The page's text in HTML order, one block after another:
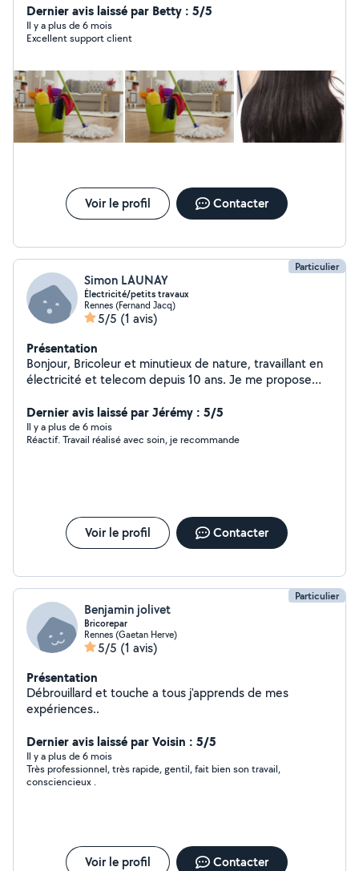
et je fais aussi du ménage.
Dernier avis laissé par Betty : 5/5
Il y a plus de 6 mois
Excellent support client
Voir le profil Contacter
Particulier
Simon LAUNAY
Électricité/petits travaux
Rennes (Fernand Jacq)
5/5 (1 avis)
Présentation
Bonjour, Bricoleur et minutieux de nature, travaillant en
électricité et telecom depuis 10 ans. Je me propose
de bricolage/aménagement. Cordialement
Dernier avis laissé par Jérémy : 5/5
Il y a plus de 6 mois
Réactif. Travail réalisé avec soin, je recommande
Voir le profil Contacter
Particulier
Benjamin jolivet
Bricorepar
Rennes (Gaetan Herve)
5/5 (1 avis)
Présentation
Débrouillard et touche a tous j'apprends de mes
expériences..
Dernier avis laissé par Voisin : 5/5
Il y a plus de 6 mois
Très professionnel, très rapide, gentil, fait bien son travail,
consciencieux .
Voir le profil Contacter